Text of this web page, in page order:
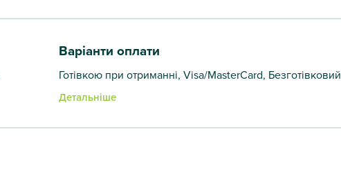
Варіанти оплати
Готівкою при отриманні, Visa/MasterCard, Безготівковий
Детальніше